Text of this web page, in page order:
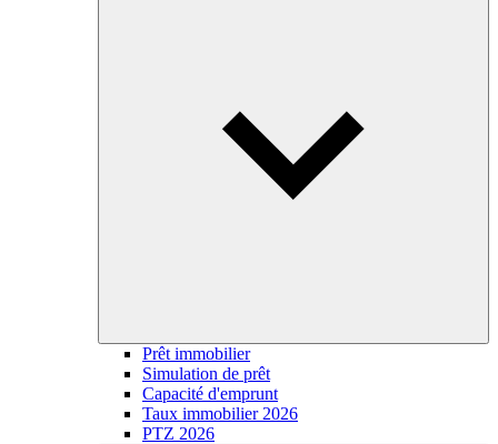
Prêt immobilier
Simulation de prêt
Capacité d'emprunt
Taux immobilier 2026
PTZ 2026